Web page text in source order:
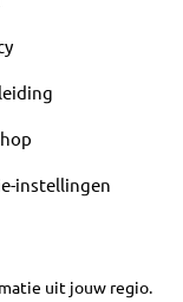
instellingen
uit jouw regio.